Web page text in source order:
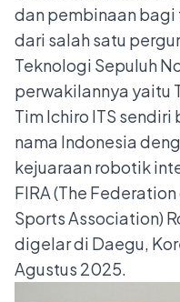
dan pembinaan
dari salah satu
Teknologi Sepuluh
perwakilannya yaitu
Tim Ichiro ITS
nama Indonesia
kejuaraan robotik
FIRA (The
Sports Association)
digelar di Daegu,
Agustus 2025.